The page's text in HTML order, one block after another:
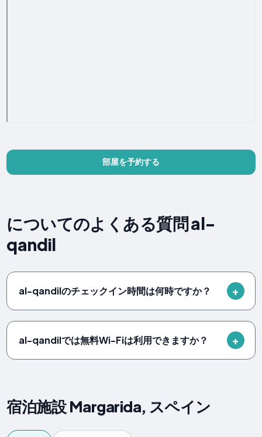
部屋を予約する
についてのよくある質問 al-
qandil
al-qandilのチェックイン時間は何時ですか？
al-qandilでは無料Wi-Fiは利用できますか？
宿泊施設 Margarida, スペイン